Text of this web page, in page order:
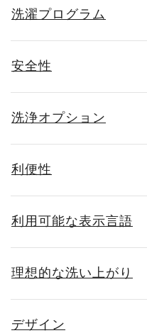
洗濯プログラム
安全性
洗浄オプション
利便性
利用可能な表示言語
理想的な洗い上がり
デザイン